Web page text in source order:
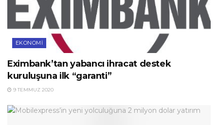
EKONOMI
Eximbank’tan yabancı ihracat destek
kuruluşuna ilk “garanti”
9 TEMMUZ 2020